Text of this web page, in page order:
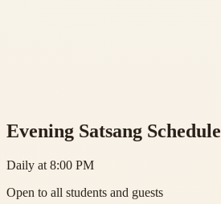
Evening Satsang Schedule
Daily at 8:00 PM
Open to all students and guests